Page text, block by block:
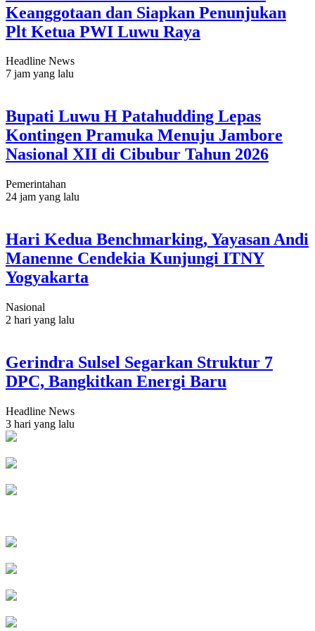
Keanggotaan dan Siapkan Penunjukan
Plt Ketua PWI Luwu Raya
Headline News
7 jam yang lalu
Bupati Luwu H Patahudding Lepas
Kontingen Pramuka Menuju Jambore
Nasional XII di Cibubur Tahun 2026
Pemerintahan
24 jam yang lalu
Hari Kedua Benchmarking, Yayasan Andi
Manenne Cendekia Kunjungi ITNY
Yogyakarta
Nasional
2 hari yang lalu
Gerindra Sulsel Segarkan Struktur 7
DPC, Bangkitkan Energi Baru
Headline News
3 hari yang lalu